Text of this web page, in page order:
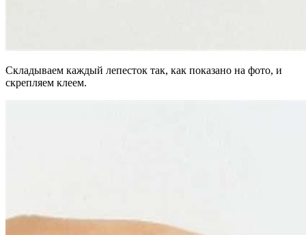
Складываем каждый лепесток так, как показано на фото, и
скрепляем клеем.